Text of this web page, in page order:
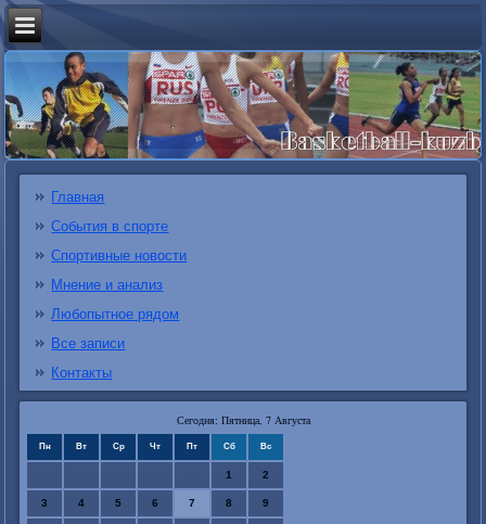
Главная
События в спорте
Спортивные новости
Мнение и анализ
Любопытное рядом
Все записи
Контакты
Сегодня: Пятница, 7 Августа
Пн Вт Ср Чт Пт Сб Вс
1 2
3 4 5 6 7 8 9